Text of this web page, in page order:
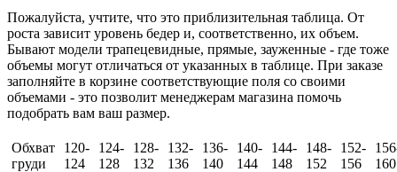
Пожалуйста, учтите, что это приблизительная таблица. От
роста зависит уровень бедер и, соответственно, их объем.
Бывают модели трапецевидные, прямые, зауженные - где тоже
объемы могут отличаться от указанных в таблице. При заказе
заполняйте в корзине соответствующие поля со своими
объемами - это позволит менеджерам магазина помочь
подобрать вам ваш размер.
Обхват
груди
120-
124
124-
128
128-
132
132-
136
136-
140
140-
144
144-
148
148-
152
152-
156
160